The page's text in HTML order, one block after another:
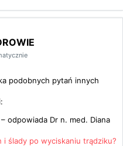
podobnych pytań innych
– odpowiada Dr n. med. Diana
i ślady po wyciskaniu trądziku?